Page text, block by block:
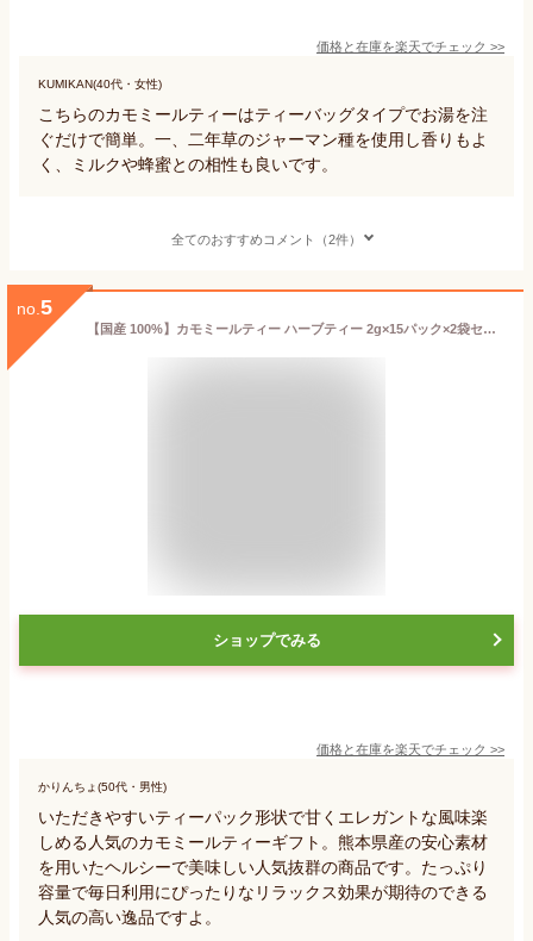
価格と在庫を楽天でチェック >>
KUMIKAN(40代・女性)
こちらのカモミールティーはティーバッグタイプでお湯を注
ぐだけで簡単。一、二年草のジャーマン種を使用し香りもよ
く、ミルクや蜂蜜との相性も良いです。
全てのおすすめコメント（2件）
no. 5
【国産 100%】カモミールティー ハーブティー 2g×15パック×2袋セット 熊本県産 ノンカフェイン 無農薬 ジャーマンカモミール 送料無料 ティーバッグ ティーパック リーフ カモミール茶 妊婦 ダイエット ギフト プレゼント お中元 御中元 お茶 2022 内祝い
ショップでみる
価格と在庫を楽天でチェック >>
かりんちょ(50代・男性)
いただきやすいティーパック形状で甘くエレガントな風味楽
しめる人気のカモミールティーギフト。熊本県産の安心素材
を用いたヘルシーで美味しい人気抜群の商品です。たっぷり
容量で毎日利用にぴったりなリラックス効果が期待のできる
人気の高い逸品ですよ。